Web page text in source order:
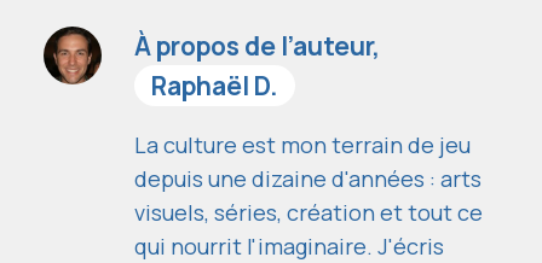
À propos de l’auteur,
Raphaël D.
La culture est mon terrain de jeu
depuis une dizaine d'années : arts
visuels, séries, création et tout ce
qui nourrit l'imaginaire. J'écris